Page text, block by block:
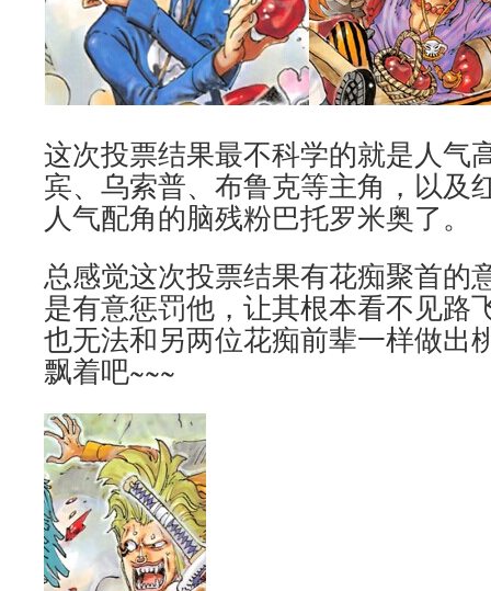
这次投票结果最不科学的就是人气
宾、乌索普、布鲁克等主角，以及
人气配角的脑残粉巴托罗米奥了。
总感觉这次投票结果有花痴聚首的
是有意惩罚他，让其根本看不见路
也无法和另两位花痴前辈一样做
飘着吧~~~